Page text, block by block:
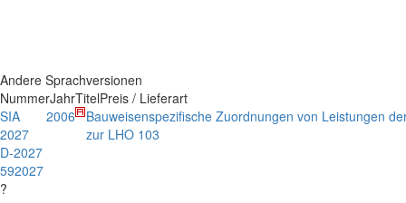
Andere Sprachversionen
NummerJahrTitelPreis / Lieferart
SIA
2027
D-2027
592027
?
2006
Bauweisenspezifische Zuordnungen von Leistungen
zur LHO 103